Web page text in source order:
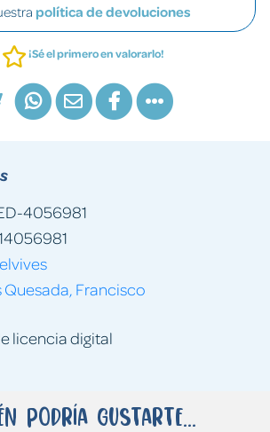
política de devoluciones
¡Sé el primero en valorarlo!
licencia digital
4056981
Quesada, Francisco
podría gustarte...